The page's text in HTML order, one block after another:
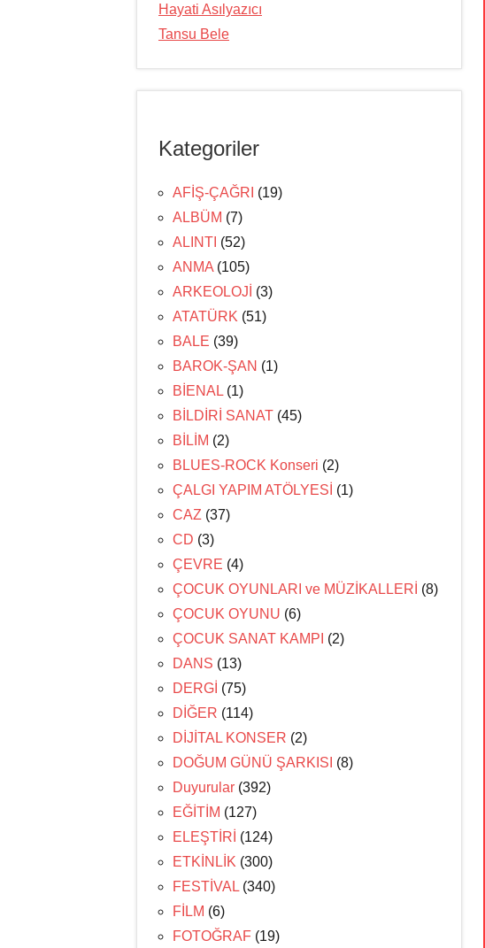
Hayati Asılyazıcı
Tansu Bele
Kategoriler
AFİŞ-ÇAĞRI (19)
ALBÜM (7)
ALINTI (52)
ANMA (105)
ARKEOLOJİ (3)
ATATÜRK (51)
BALE (39)
BAROK-ŞAN (1)
BİENAL (1)
BİLDİRİ SANAT (45)
BİLİM (2)
BLUES-ROCK Konseri (2)
ÇALGI YAPIM ATÖLYESİ (1)
CAZ (37)
CD (3)
ÇEVRE (4)
ÇOCUK OYUNLARI ve MÜZİKALLERİ (8)
ÇOCUK OYUNU (6)
ÇOCUK SANAT KAMPI (2)
DANS (13)
DERGİ (75)
DİĞER (114)
DİJİTAL KONSER (2)
DOĞUM GÜNÜ ŞARKISI (8)
Duyurular (392)
EĞİTİM (127)
ELEŞTİRİ (124)
ETKİNLİK (300)
FESTİVAL (340)
FİLM (6)
FOTOĞRAF (19)